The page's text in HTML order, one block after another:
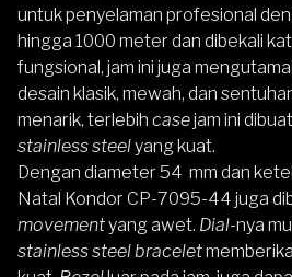
untuk penyelaman profesional
hingga 1000 meter dan dibekali
fungsional, jam ini juga
desain klasik, mewah, dan
menarik, terlebih casejam ini
stainless steelyang kuat.
Dengan diameter 54 mm dan
Natal Kondor CP-7095-44 juga
movementyang awet. Dial-nya
stainless steel bracelet